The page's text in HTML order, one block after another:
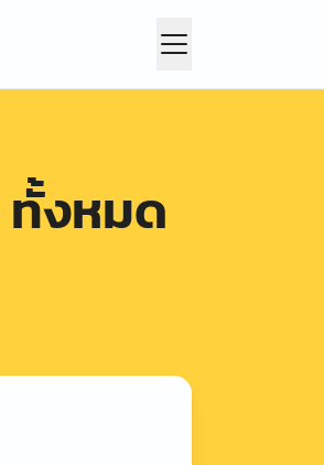
ทั้งหมด